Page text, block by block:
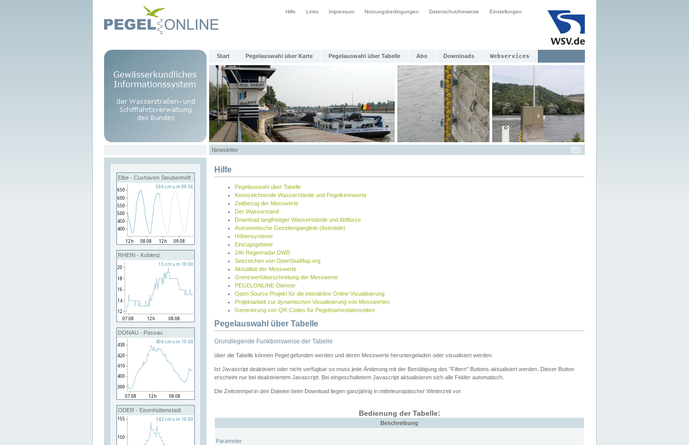
Hilfe Links Impressum Nutzungsbedingungen Datenschutzhinweise Einstellungen
Start Pegelauswahl über Karte Pegelauswahl über Tabelle Abo Downloads Webservices
Newsletter
Elbe - Cuxhaven Steubenhöft
RHEIN - Koblenz
DONAU - Passau
ODER - Eisenhüttenstadt
Hilfe
Pegelauswahl über Tabelle
Kennzeichnende Wasserstände und Pegelkennwerte
Zeitbezug der Messwerte
Der Wasserstand
Download langfristiger Wasserstände und Abflüsse
Astronomische Gezeitenganglinie (Astrotide)
Höhensysteme
Einzugsgebiete
24h Regenradar DWD
Seezeichen von OpenSeaMap.org
Aktualität der Messwerte
Grenzwertüberschreitung der Messwerte
PEGELONLINE-Dienste
Open Source Projekt für die interaktive Online Visualisierung
Projektarbeit zur dynamischen Visualisierung von Messwerten
Generierung von QR-Codes für Pegelstammdatenseiten
Pegelauswahl über Tabelle
Grundlegende Funktionsweise der Tabelle
über die Tabelle können Pegel gefunden werden und deren Messwerte heruntergeladen oder visualisiert werden.
Ist Javascript deaktiviert oder nicht verfügbar so muss jede Änderung mit der Bestätigung des "Filtern" Buttons aktualisiert werden. Dieser Button
erscheint nur bei deaktiviertem Javascript. Bei eingeschaltetem Javascript aktualisieren sich alle Felder automatisch.
Die Zeitstempel in den Dateien beim Download liegen ganzjährig in mitteleuropäischer Winterzeit vor.
Bedienung der Tabelle:
Beschreibung
Parameter